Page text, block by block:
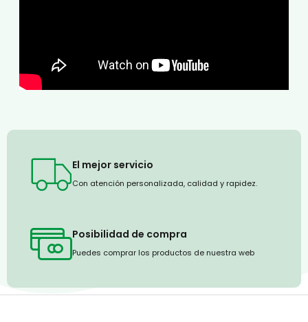
El mejor servicio
Con atención personalizada, calidad y rapidez.
Posibilidad de compra
Puedes comprar los productos de nuestra web